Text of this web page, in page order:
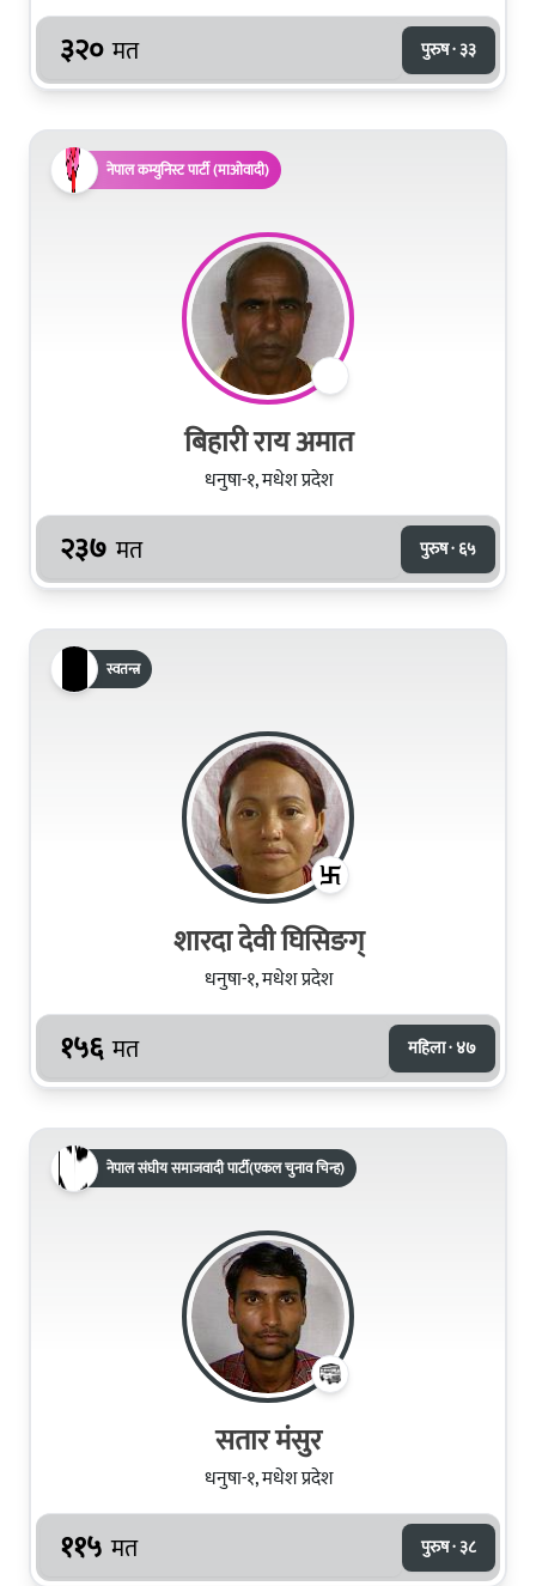
३२० मत पुरुष · ३३
नेपाल कम्युनिस्ट पार्टी (माओवादी)
बिहारी राय अमात
धनुषा-१, मधेश प्रदेश
२३७ मत पुरुष · ६५
स्वतन्त्र
शारदा देवी घिसिङग्
धनुषा-१, मधेश प्रदेश
१५६ मत महिला · ४७
नेपाल संघीय समाजवादी पार्टी(एकल चुनाव चिन्ह)
सतार मंसुर
धनुषा-१, मधेश प्रदेश
११५ मत पुरुष · ३८